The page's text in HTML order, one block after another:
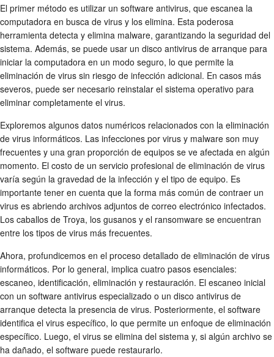
El primer método es utilizar un software antivirus, que escanea la
computadora en busca de virus y los elimina. Esta poderosa
herramienta detecta y elimina malware, garantizando la seguridad del
sistema. Además, se puede usar un disco antivirus de arranque para
iniciar la computadora en un modo seguro, lo que permite la
eliminación de virus sin riesgo de infección adicional. En casos más
severos, puede ser necesario reinstalar el sistema operativo para
eliminar completamente el virus.
Exploremos algunos datos numéricos relacionados con la eliminación
de virus informáticos. Las infecciones por virus y malware son muy
frecuentes y una gran proporción de equipos se ve afectada en algún
momento. El costo de un servicio profesional de eliminación de virus
varía según la gravedad de la infección y el tipo de equipo. Es
importante tener en cuenta que la forma más común de contraer un
virus es abriendo archivos adjuntos de correo electrónico infectados.
Los caballos de Troya, los gusanos y el ransomware se encuentran
entre los tipos de virus más frecuentes.
Ahora, profundicemos en el proceso detallado de eliminación de virus
informáticos. Por lo general, implica cuatro pasos esenciales:
escaneo, identificación, eliminación y restauración. El escaneo inicial
con un software antivirus especializado o un disco antivirus de
arranque detecta la presencia de virus. Posteriormente, el software
identifica el virus específico, lo que permite un enfoque de eliminación
específico. Luego, el virus se elimina del sistema y, si algún archivo se
ha dañado, el software puede restaurarlo.